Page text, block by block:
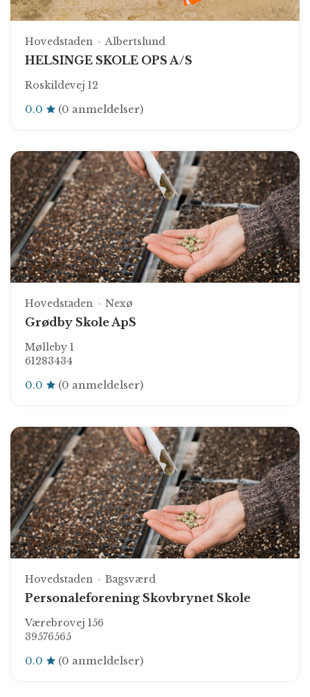
Hovedstaden Albertslund
HELSINGE SKOLE OPS A/S
Roskildevej 12
0.0 (0 anmeldelser)
Hovedstaden Nexø
Grødby Skole ApS
Mølleby 1
61283434
0.0 (0 anmeldelser)
Hovedstaden Bagsværd
Personaleforening Skovbrynet Skole
Værebrovej 156
39576565
0.0 (0 anmeldelser)